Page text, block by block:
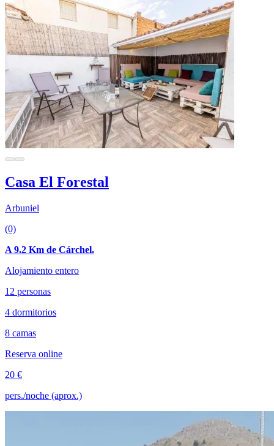
Casa El Forestal
Arbuniel
(0)
A 9.2 Km de Cárchel.
Alojamiento entero
12 personas
4 dormitorios
8 camas
Reserva online
20 €
pers./noche (aprox.)